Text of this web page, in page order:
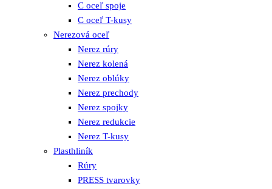
C oceľ spoje
C oceľ T-kusy
Nerezová oceľ
Nerez rúry
Nerez kolená
Nerez oblúky
Nerez prechody
Nerez spojky
Nerez redukcie
Nerez T-kusy
Plasthliník
Rúry
PRESS tvarovky